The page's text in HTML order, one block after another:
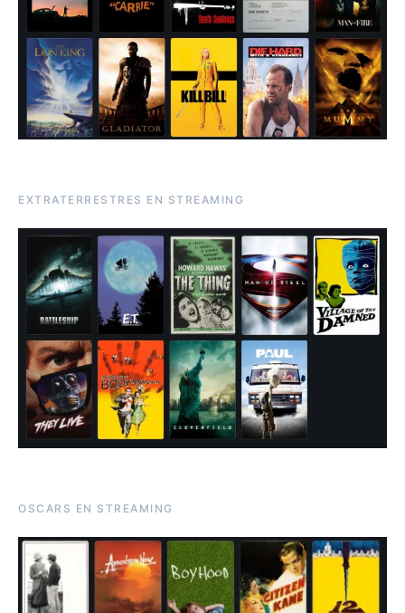
EXTRATERRESTRES EN STREAMING
OSCARS EN STREAMING